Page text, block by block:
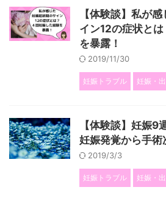
【体験談】私が
イン12の症状と
を暴露！
2019/11/30
妊娠トラブル 妊娠・
【体験談】妊娠9
妊娠発覚から手術
2019/3/3
妊娠トラブル 妊娠・